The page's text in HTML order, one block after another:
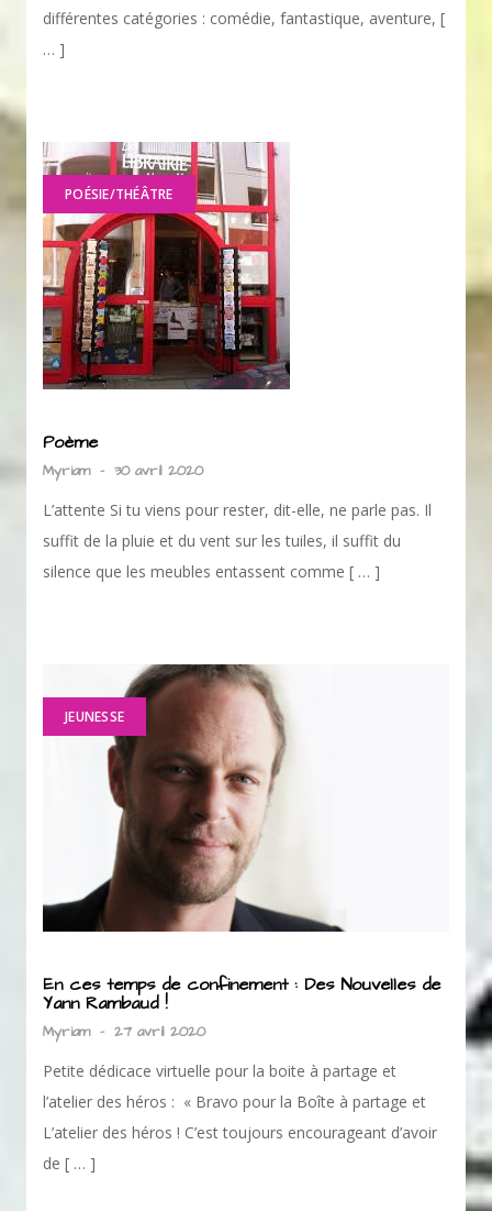
différentes catégories : comédie, fantastique, aventure, [
… ]
POÉSIE/THÉÂTRE
Poème
Myriam - 30 avril 2020
L’attente Si tu viens pour rester, dit-elle, ne parle pas. Il
suffit de la pluie et du vent sur les tuiles, il suffit du
silence que les meubles entassent comme [ … ]
JEUNESSE
En ces temps de confinement : Des Nouvelles de
Yann Rambaud !
Myriam - 27 avril 2020
Petite dédicace virtuelle pour la boite à partage et
l’atelier des héros : « Bravo pour la Boîte à partage et
L’atelier des héros ! C’est toujours encourageant d’avoir
de [ … ]